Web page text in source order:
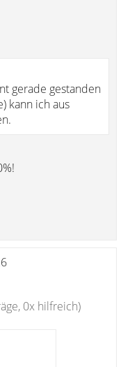
gerade gestanden
kann ich aus
0x hilfreich)